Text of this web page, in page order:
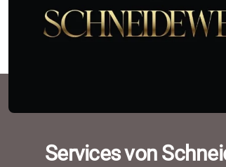
Services von